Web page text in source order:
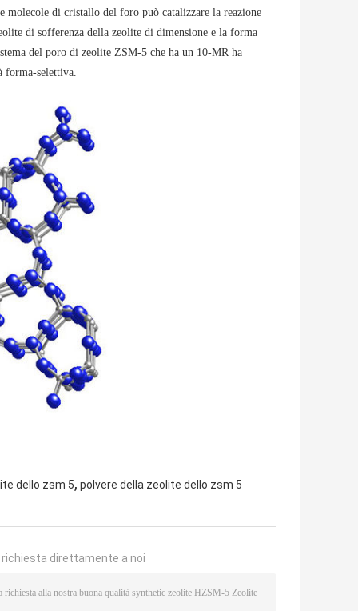
molecole di cristallo del foro può catalizzare la reazione
di sofferenza della zeolite di dimensione e la forma
del poro di zeolite ZSM-5 che ha un 10-MR ha
forma-selettiva.
dello zsm 5, polvere della zeolite dello zsm 5
richiesta direttamente a noi